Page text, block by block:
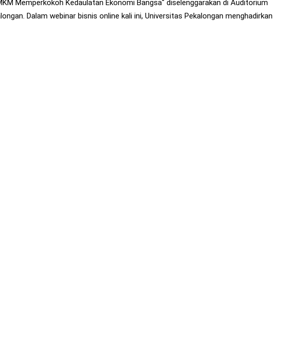
Memperkokoh Kedaulatan Ekonomi Bangsa" diselenggarakan di Auditorium
Dalam webinar bisnis online kali ini, Universitas Pekalongan menghadirkan